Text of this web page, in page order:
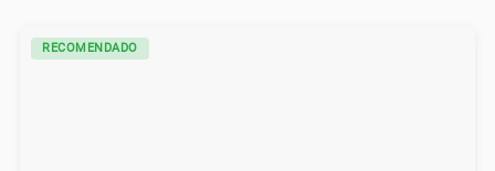
RECOMENDADO